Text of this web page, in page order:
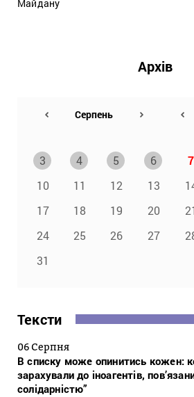
Майдану
Архів
3
4 5 6 7
10
11 12 13
17
18 19 20
24
25 26 27
31
Тексти
06 Серпня
В списку може опинитись кожен:
зарахували до іноагентів,
солідарністю”